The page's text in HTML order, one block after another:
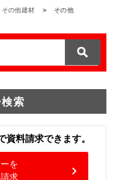
その他建材 > その他
索
資料請求できます。
を
求